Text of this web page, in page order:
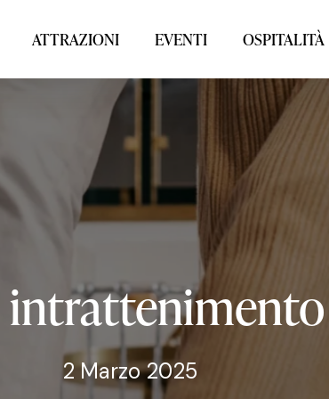
ATTRAZIONI EVENTI OSPITALITÀ
intrattenimento
2 Marzo 2025